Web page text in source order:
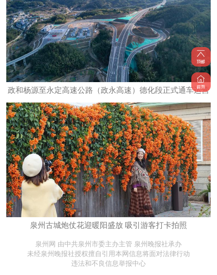
政和杨源至永定高速公路（政永高速）德化段正式通车运营
泉州古城炮仗花迎暖阳盛放 吸引游客打卡拍照
泉州网 由中共泉州市委主办主管 泉州晚报社承办
未经泉州晚报社授权擅自引用本网信息将面对法律行动
违法和不良信息举报中心